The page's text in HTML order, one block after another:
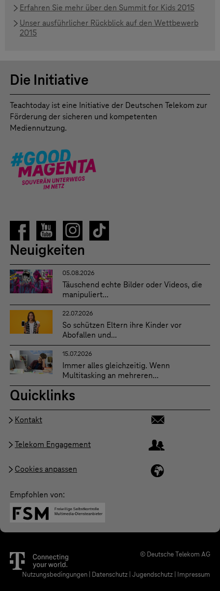
Erfahren Sie mehr über den Summit for Kids 2015
Unser ausführlicher Rückblick auf den Wettbewerb
2015
Die Initiative
Teachtoday ist eine Initiative der Deutschen Telekom zur
Förderung der sicheren und kompetenten
Mediennutzung.
Neuigkeiten
05.08.2026
Täuschend echte Bilder oder Videos, die
manipuliert...
22.07.2026
So schützen Eltern ihre Kinder vor
Abofallen und...
15.07.2026
Immer alles gleichzeitig. Wenn
Multitasking an mehreren...
Quicklinks
Kontakt
Telekom Engagement
Cookies anpassen
Empfohlen von:
© Deutsche Telekom AG
Nutzungsbedingungen Datenschutz Jugendschutz Impressum